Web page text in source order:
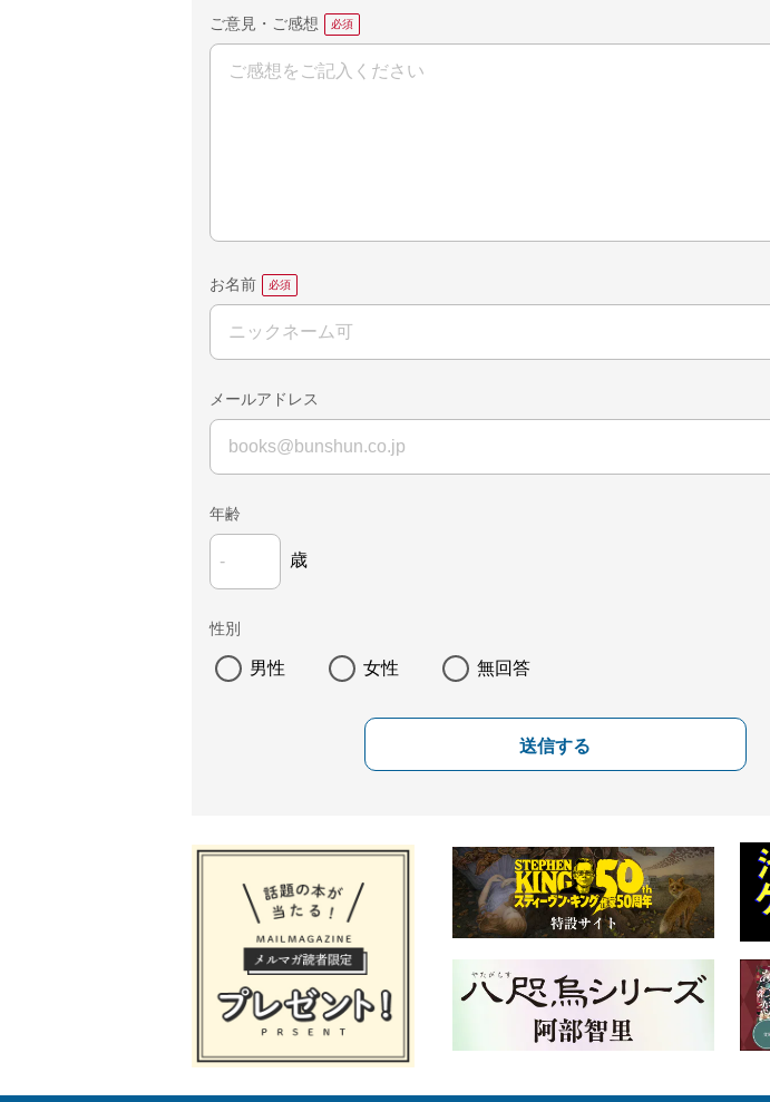
ご意見・ご感想
お名前
メールアドレス
年齢
歳
性別
男性 女性 無回答
送信する